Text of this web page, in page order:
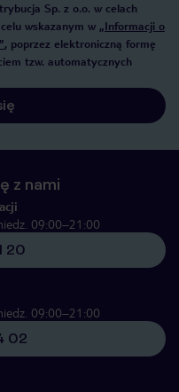
Sp. z o.o. w celach
wskazanym w „Informacji o
, poprzez elektroniczną formę
tzw. automatycznych
z nami
09:00–21:00
20
09:00–21:00
02